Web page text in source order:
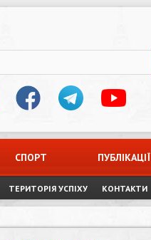
СПОРТ ПУБЛІКАЦІЇ
ТЕРИТОРІЯ УСПІХУ КОНТАКТИ